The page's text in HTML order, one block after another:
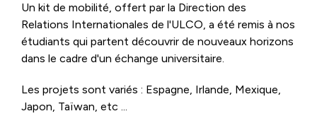
Un kit de mobilité, offert par la Direction des
Relations Internationales de l'ULCO, a été remis à nos
étudiants qui partent découvrir de nouveaux horizons
dans le cadre d'un échange universitaire.
Les projets sont variés : Espagne, Irlande, Mexique,
Japon, Taïwan, etc ...